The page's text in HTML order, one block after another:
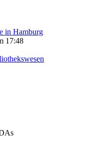
in Hamburg
17:48